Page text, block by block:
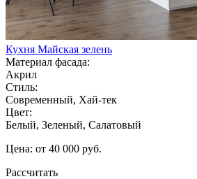
Кухня Майская зелень
Материал фасада:
Акрил
Стиль:
Современный, Хай-тек
Цвет:
Белый, Зеленый, Салатовый
Цена: от 40 000 руб.
Рассчитать